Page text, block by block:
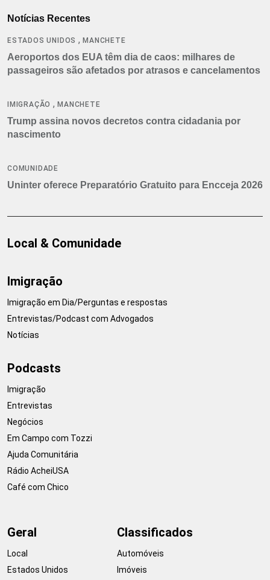
Notícias Recentes
ESTADOS UNIDOS ,MANCHETE
Aeroportos dos EUA têm dia de caos: milhares de
passageiros são afetados por atrasos e cancelamentos
IMIGRAÇÃO ,MANCHETE
Trump assina novos decretos contra cidadania por
nascimento
COMUNIDADE
Uninter oferece Preparatório Gratuito para Encceja 2026
Local & Comunidade
Imigração
Imigração em Dia/Perguntas e respostas
Entrevistas/Podcast com Advogados
Notícias
Podcasts
Imigração
Entrevistas
Negócios
Em Campo com Tozzi
Ajuda Comunitária
Rádio AcheiUSA
Café com Chico
Geral
Local
Estados Unidos
Classificados
Automóveis
Imóveis